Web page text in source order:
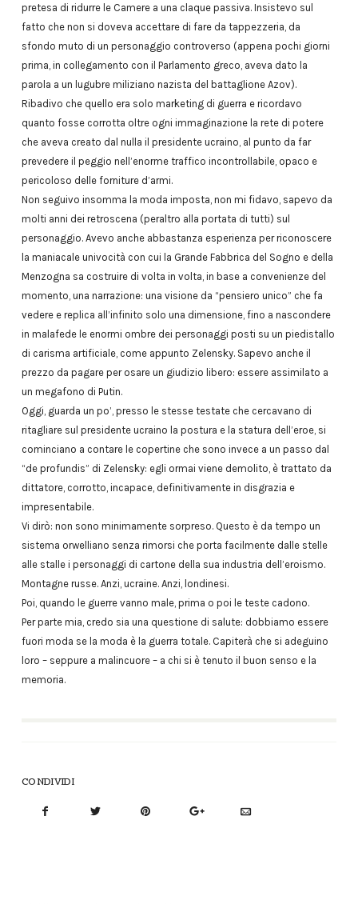
pretesa di ridurre le Camere a una claque passiva. Insistevo sul
fatto che non si doveva accettare di fare da tappezzeria, da
sfondo muto di un personaggio controverso (appena pochi giorni
prima, in collegamento con il Parlamento greco, aveva dato la
parola a un lugubre miliziano nazista del battaglione Azov).
Ribadivo che quello era solo marketing di guerra e ricordavo
quanto fosse corrotta oltre ogni immaginazione la rete di potere
che aveva creato dal nulla il presidente ucraino, al punto da far
prevedere il peggio nell’enorme traffico incontrollabile, opaco e
pericoloso delle forniture d’armi.
Non seguivo insomma la moda imposta, non mi fidavo, sapevo da
molti anni dei retroscena (peraltro alla portata di tutti) sul
personaggio. Avevo anche abbastanza esperienza per riconoscere
la maniacale univocità con cui la Grande Fabbrica del Sogno e della
Menzogna sa costruire di volta in volta, in base a convenienze del
momento, una narrazione: una visione da “pensiero unico” che fa
vedere e replica all’infinito solo una dimensione, fino a nascondere
in malafede le enormi ombre dei personaggi posti su un piedistallo
di carisma artificiale, come appunto Zelensky. Sapevo anche il
prezzo da pagare per osare un giudizio libero: essere assimilato a
un megafono di Putin.
Oggi, guarda un po’, presso le stesse testate che cercavano di
ritagliare sul presidente ucraino la postura e la statura dell’eroe, si
cominciano a contare le copertine che sono invece a un passo dal
“de profundis” di Zelensky: egli ormai viene demolito, è trattato da
dittatore, corrotto, incapace, definitivamente in disgrazia e
impresentabile.
Vi dirò: non sono minimamente sorpreso. Questo è da tempo un
sistema orwelliano senza rimorsi che porta facilmente dalle stelle
alle stalle i personaggi di cartone della sua industria dell’eroismo.
Montagne russe. Anzi, ucraine. Anzi, londinesi.
Poi, quando le guerre vanno male, prima o poi le teste cadono.
Per parte mia, credo sia una questione di salute: dobbiamo essere
fuori moda se la moda è la guerra totale. Capiterà che si adeguino
loro – seppure a malincuore – a chi si è tenuto il buon senso e la
memoria.
CONDIVIDI